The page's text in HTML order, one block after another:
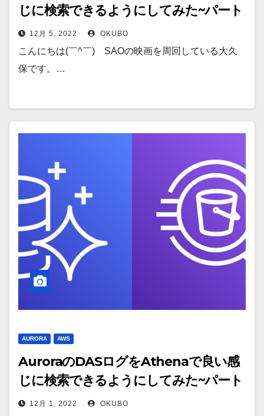
じに検索できるようにしてみた~パート
3/3~12月 5, 2022 OKUBO
こんにちは(￣^￣)ゞSAOの映画を周回している大久
保です。…
AURORA AWS
AuroraのDASログをAthenaで良い感
じに検索できるようにしてみた~パート
2/3~
12月 1, 2022 OKUBO